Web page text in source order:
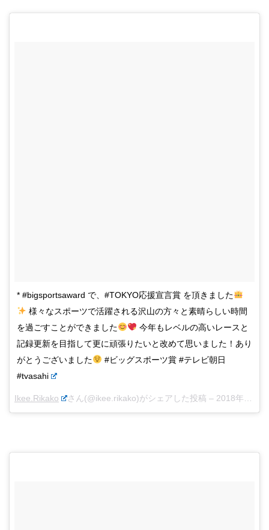
* #bigsportsaward で、#TOKYO応援宣言賞 を頂きました
様々なスポーツで活躍される沢山の方々と素晴らしい時間
を過ごすことができました
今年もレベルの高いレースと
記録更新を目指して更に頑張りたいと改めて思いました！あり
がとうございました
#ビッグスポーツ賞 #テレビ朝日
#tvasahi
Ikee.Rikako さん(@ikee.rikako)がシェアした投稿 – 2018年 1月月11日午前5時06分PST